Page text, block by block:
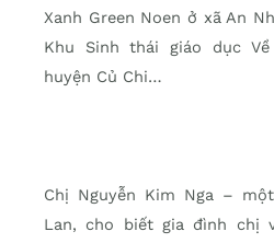
Xanh Green Noen ở xã An
Khu Sinh thái giáo dục
huyện Củ Chi…
Chị Nguyễn Kim Nga –
Lan, cho biết gia đình chị